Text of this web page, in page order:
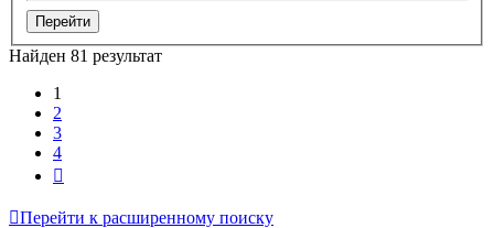
Найден 81 результат
1
2
3
4
Перейти к расширенному поиску